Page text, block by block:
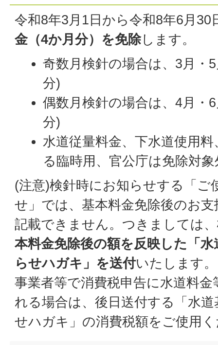
令和8年3月1日から令和8年6月30
金（4か月分）を免除します。
奇数月検針の場合は、3月・
分)
偶数月検針の場合は、4月・
分)
水道従量料金、下水道使用
る臨時用、官公庁は免除対象
(注意)検針時にお知らせする「ご
せ」では、基本料金免除後のお
記載できません。つきましては、
本料金免除後の額を反映した「
らせハガキ」を送付いたします。
事業者等で消費税申告に水道料
れる場合は、後日送付する「水
せハガキ」の消費税額をご使用